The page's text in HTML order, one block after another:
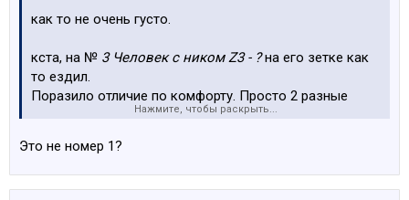
как то не очень густо.
кста, на № 3 Человек с ником Z3 - ?на его зетке как
то ездил.
Поразило отличие по комфорту. Просто 2 разные
Нажмите, чтобы раскрыть...
Это не номер 1?